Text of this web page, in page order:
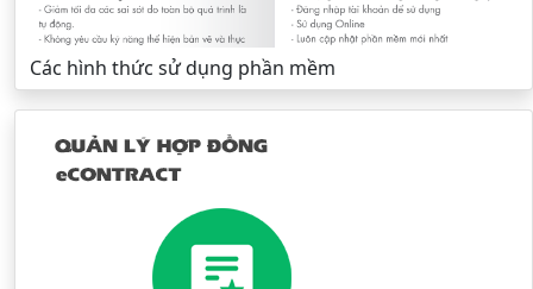
Các hình thức sử dụng phần mềm